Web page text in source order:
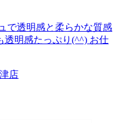
で透明感と柔らかな質感
透明感たっぷり(^^) お仕
店